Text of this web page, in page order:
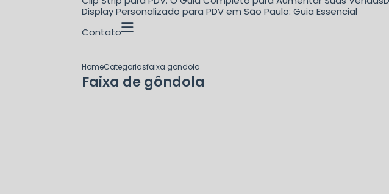
Display Personalizado para PDV em São Paulo: Guia Essencial
Contato
HomeCategoriasfaixa gondola
Faixa de gôndola